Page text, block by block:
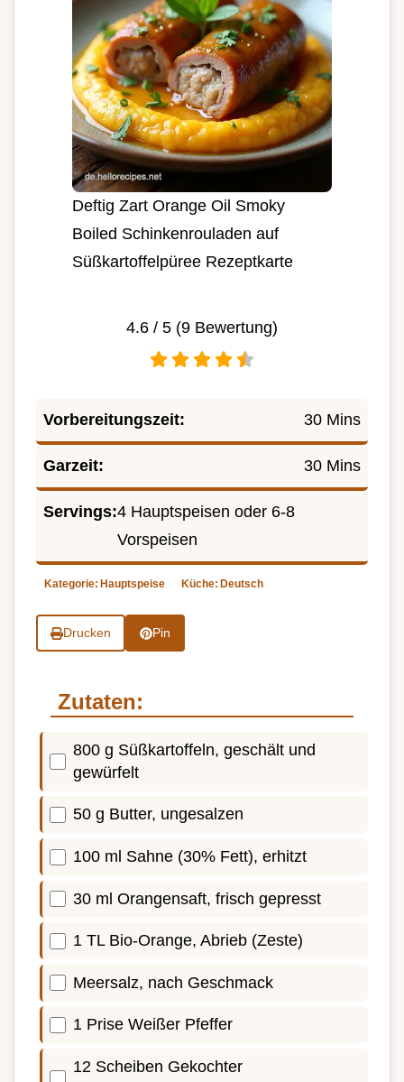
Deftig Zart Orange Oil Smoky
Boiled Schinkenrouladen auf
Süßkartoffelpüree Rezeptkarte
4.6 / 5 (9 Bewertung)
Vorbereitungszeit: 30 Mins
Garzeit: 30 Mins
Servings:4 Hauptspeisen oder 6-8
Vorspeisen
Kategorie: Hauptspeise Küche: Deutsch
Drucken Pin
Zutaten:
800 g Süßkartoffeln, geschält und
gewürfelt
50 g Butter, ungesalzen
100 ml Sahne (30% Fett), erhitzt
30 ml Orangensaft, frisch gepresst
1 TL Bio-Orange, Abrieb (Zeste)
Meersalz, nach Geschmack
1 Prise Weißer Pfeffer
12 Scheiben Gekochter